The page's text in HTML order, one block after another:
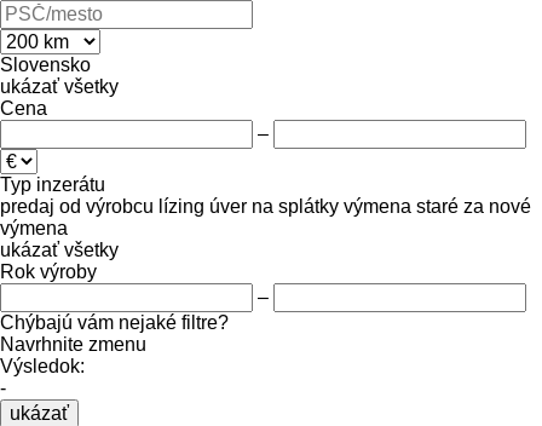
Slovensko
ukázať všetky
Cena
–
Typ inzerátu
predaj od výrobcu lízing úver na splátky výmena staré za nové
výmena
ukázať všetky
Rok výroby
–
Chýbajú vám nejaké filtre?
Navrhnite zmenu
Výsledok:
-
ukázať